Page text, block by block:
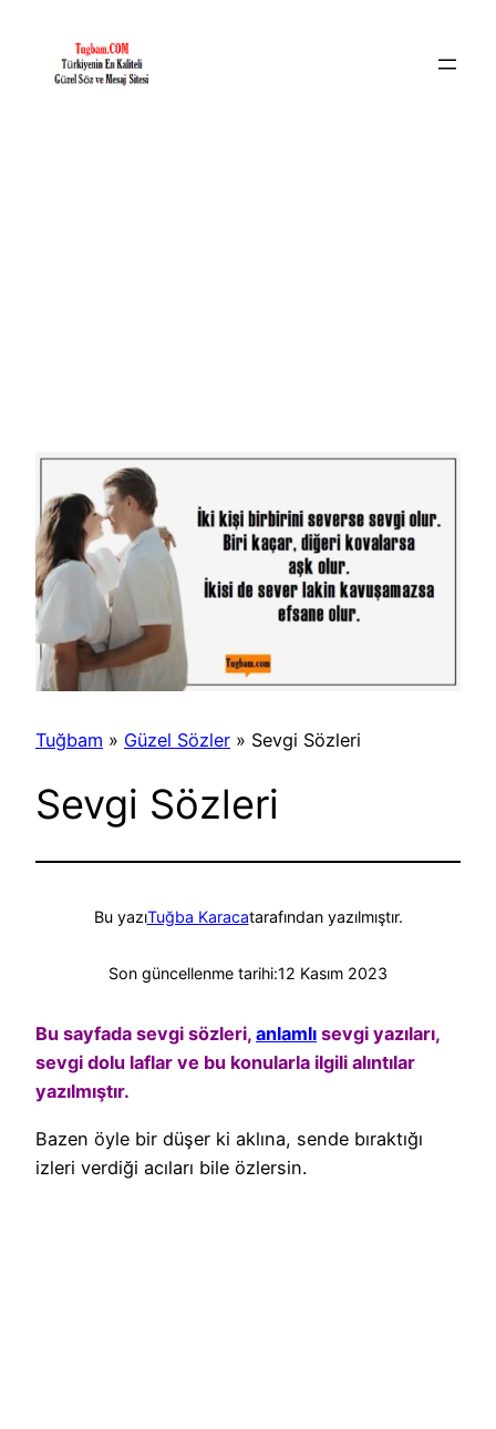
Tuğbam » Güzel Sözler » Sevgi Sözleri
Sevgi Sözleri
Bu yazıTuğba Karacatarafından yazılmıştır.
Son güncellenme tarihi:12 Kasım 2023
Bu sayfada sevgi sözleri, anlamlı sevgi yazıları,
sevgi dolu laflar ve bu konularla ilgili alıntılar
yazılmıştır.
Bazen öyle bir düşer ki aklına, sende bıraktığı
izleri verdiği acıları bile özlersin.